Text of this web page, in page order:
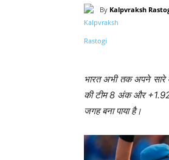
By Kalpvraksh
भारत अभी तक अपने सारे
की टीम 8 अंक और
जगह बना पाया है।